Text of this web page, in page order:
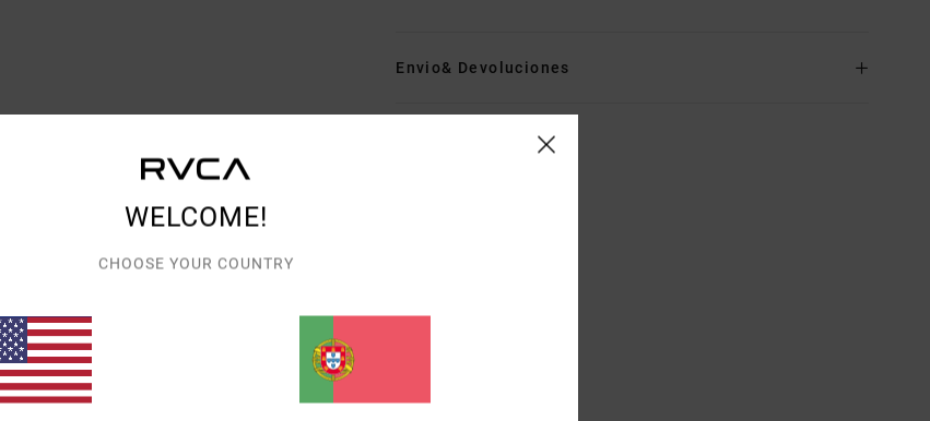
Envio& Devoluciones
PONTUAÇÃO MÉDIA
BASEADO EM1 AVALIAÇÕES VERIFICADAS
DESDE MAIO 2026
100% DOS NOSSOS CLIENTES RECOMENDAM ESTE PRODUTO
WELCOME!
CHOOSE YOUR COUNTRY